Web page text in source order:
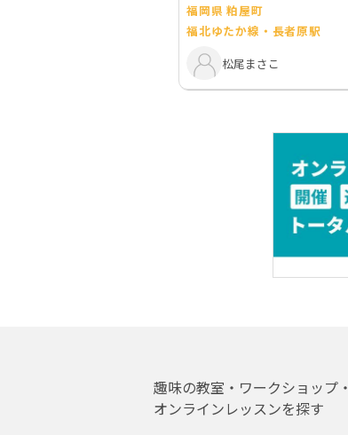
福岡県 粕屋町
福北ゆたか線・長者原駅
松尾まさこ
趣味の教室・ワークショップ・
オンラインレッスンを探す